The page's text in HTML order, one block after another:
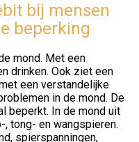
bij mensen
beperking
mond. Met een
drinken. Ook ziet een
een verstandelijke
in de mond. De
beperkt. In de mond uit
tong- en wangspieren.
spierspanningen,